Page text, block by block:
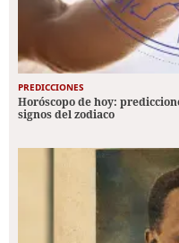
PREDICCIONES
Horóscopo de hoy:
signos del zodiaco